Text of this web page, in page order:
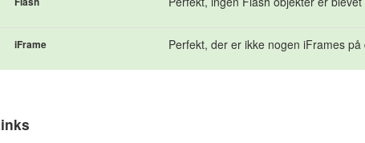
iFrame Perfekt, der er ikke nogen iFrames på